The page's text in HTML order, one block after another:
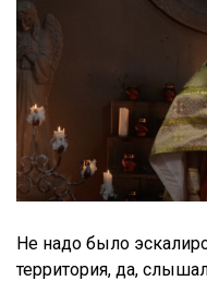
Не надо было
территория, да,